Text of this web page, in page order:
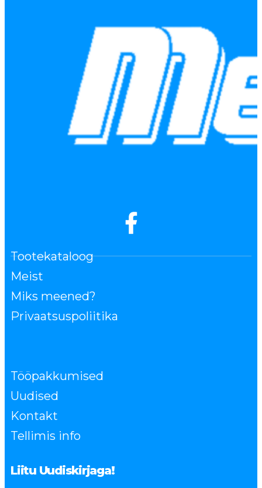
Tootekataloog
Meist
Miks meened?
Privaatsuspoliitika
Tööpakkumised
Uudised
Kontakt
Tellimis info
Liitu Uudiskirjaga!